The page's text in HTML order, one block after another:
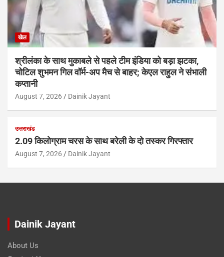
खेल
श्रीलंका के साथ मुकाबले से पहले टीम इंडिया को बड़ा झटका,
चोटिल शुभमन गिल वॉर्म-अप मैच से बाहर; केएल राहुल ने संभाली
कप्तानी
August 7, 2026 Dainik Jayant
उत्तराखंड
2.09 किलोग्राम चरस के साथ बरेली के दो तस्कर गिरफ्तार
August 7, 2026 Dainik Jayant
Dainik Jayant
About Us